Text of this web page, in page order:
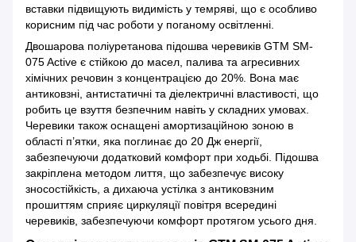
вставки підвищують видимість у темряві, що є особливо
корисним під час роботи у поганому освітленні.
Двошарова поліуретанова підошва черевиків GTM SM-
075 Active є стійкою до масел, палива та агресивних
хімічних речовин з концентрацією до 20%. Вона має
антиковзні, антистатичні та діелектричні властивості, що
робить це взуття безпечним навіть у складних умовах.
Черевики також оснащені амортизаційною зоною в
області п’ятки, яка поглинає до 20 Дж енергії,
забезпечуючи додатковий комфорт при ходьбі. Підошва
закріплена методом лиття, що забезпечує високу
зносостійкість, а дихаюча устілка з антиковзним
прошиттям сприяє циркуляції повітря всередині
черевиків, забезпечуючи комфорт протягом усього дня.